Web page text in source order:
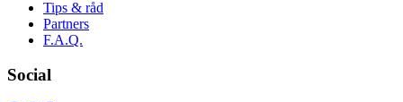
Tips & råd
Partners
F.A.Q.
Social